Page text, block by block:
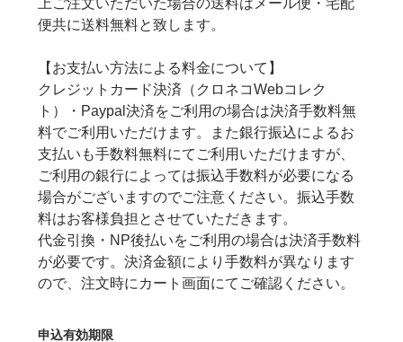
上ご注文いただいた場合の送料はメール便・宅配
便共に送料無料と致します。
【お支払い方法による料金について】
クレジットカード決済（クロネコWebコレク
ト）・Paypal決済をご利用の場合は決済手数料無
料でご利用いただけます。また銀行振込によるお
支払いも手数料無料にてご利用いただけますが、
ご利用の銀行によっては振込手数料が必要になる
場合がございますのでご注意ください。振込手数
料はお客様負担とさせていただきます。
代金引換・NP後払いをご利用の場合は決済手数料
が必要です。決済金額により手数料が異なります
ので、注文時にカート画面にてご確認ください。
申込有効期限